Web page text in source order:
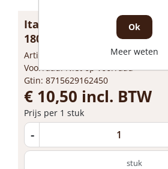
Italia Schuurbord kunststof
180mm
Artikelnummer: 1638555
Voorraad: Niet op voorraad
Gtin: 8715629162450
€ 10,50 incl. BTW
Prijs per 1 stuk
-
stuk
Ok
Meer weten